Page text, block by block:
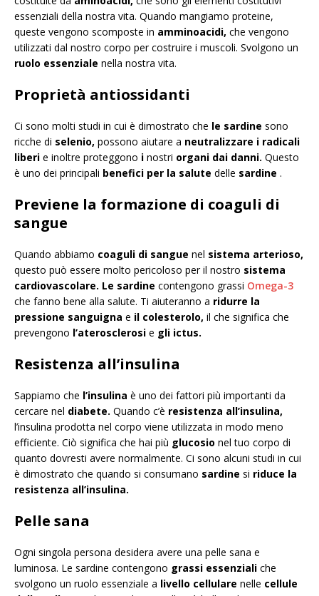
essenziali della nostra vita. Quando mangiamo proteine,
queste vengono scomposte in amminoacidi, che vengono
utilizzati dal nostro corpo per costruire i muscoli. Svolgono un
ruolo essenziale nella nostra vita.
Proprietà antiossidanti
Ci sono molti studi in cui è dimostrato che le sardine sono
ricche di selenio, possono aiutare a neutralizzare i radicali
liberi e inoltre proteggono i nostri organi dai danni. Questo
è uno dei principali benefici per la salute delle sardine .
Previene la formazione di coaguli di
sangue
Quando abbiamo coaguli di sangue nel sistema arterioso,
questo può essere molto pericoloso per il nostro sistema
cardiovascolare. Le sardine contengono grassi Omega-3
che fanno bene alla salute. Ti aiuteranno a ridurre la
pressione sanguigna e il colesterolo, il che significa che
prevengono l’aterosclerosi e gli ictus.
Resistenza all’insulina
Sappiamo che l’insulina è uno dei fattori più importanti da
cercare nel diabete. Quando c’è resistenza all’insulina,
l’insulina prodotta nel corpo viene utilizzata in modo meno
efficiente. Ciò significa che hai più glucosio nel tuo corpo di
quanto dovresti avere normalmente. Ci sono alcuni studi in cui
è dimostrato che quando si consumano sardine si riduce la
resistenza all’insulina.
Pelle sana
Ogni singola persona desidera avere una pelle sana e
luminosa. Le sardine contengono grassi essenziali che
svolgono un ruolo essenziale a livello cellulare nelle cellule